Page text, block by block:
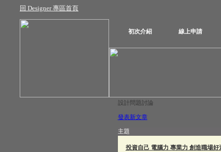
回 Designer 專區首頁
初次介紹 線上申請
設計問題討論
發表新文章
主題
投資自己 電腦力 專業力 創造職場好